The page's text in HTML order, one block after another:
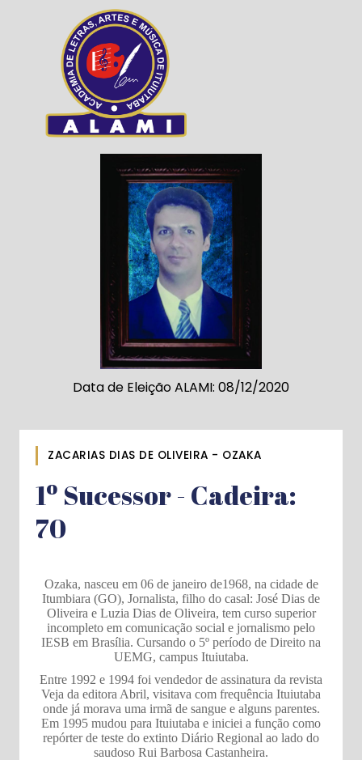
Data de Eleição ALAMI: 08/12/2020
ZACARIAS DIAS DE OLIVEIRA - OZAKA
1º Sucessor - Cadeira:
70
Ozaka, nasceu em 06 de janeiro de1968, na cidade de
Itumbiara (GO), Jornalista, filho do casal: José Dias de
Oliveira e Luzia Dias de Oliveira, tem curso superior
incompleto em comunicação social e jornalismo pelo
IESB em Brasília. Cursando o 5º período de Direito na
UEMG, campus Ituiutaba.
Entre 1992 e 1994 foi vendedor de assinatura da revista
Veja da editora Abril, visitava com frequência Ituiutaba
onde já morava uma irmã de sangue e alguns parentes.
Em 1995 mudou para Ituiutaba e iniciei a função como
repórter de teste do extinto Diário Regional ao lado do
saudoso Rui Barbosa Castanheira.